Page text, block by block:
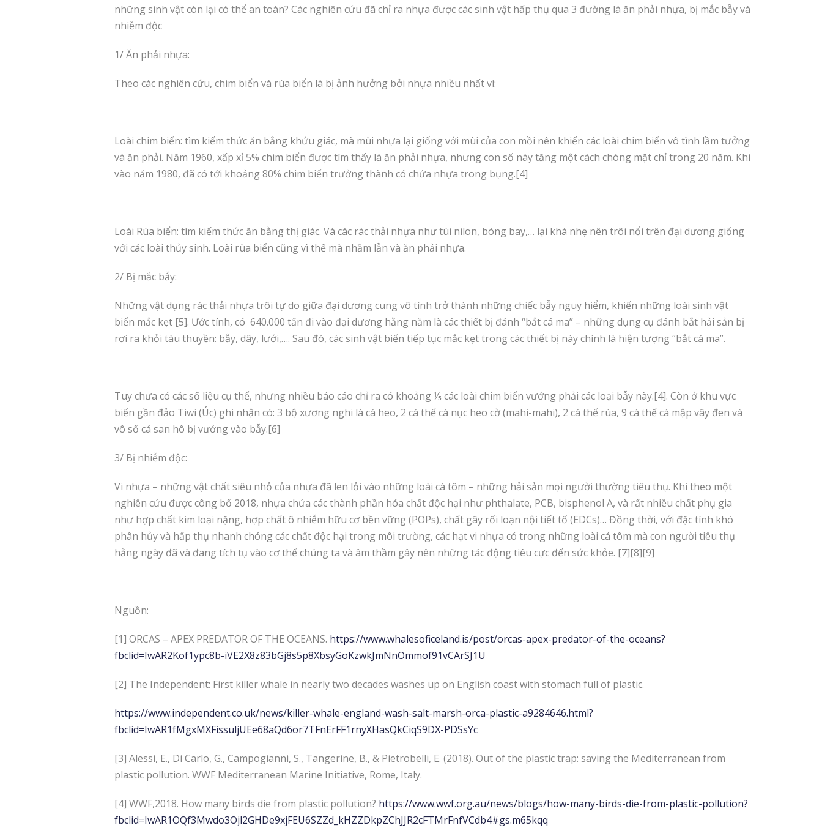
những sinh vật còn lại có thể an toàn? Các nghiên cứu đã chỉ ra nhựa được các sinh vật hấp thụ qua 3 đường là ăn phải nhựa, bị mắc bẫy và
nhiễm độc
1/ Ăn phải nhựa:
Theo các nghiên cứu, chim biển và rùa biển là bị ảnh hưởng bởi nhựa nhiều nhất vì:
Loài chim biển: tìm kiếm thức ăn bằng khứu giác, mà mùi nhựa lại giống với mùi của con mồi nên khiến các loài chim biển vô tình lầm tưởng
và ăn phải. Năm 1960, xấp xỉ 5% chim biển được tìm thấy là ăn phải nhựa, nhưng con số này tăng một cách chóng mặt chỉ trong 20 năm. Khi
vào năm 1980, đã có tới khoảng 80% chim biển trưởng thành có chứa nhựa trong bụng.[4]
Loài Rùa biển: tìm kiếm thức ăn bằng thị giác. Và các rác thải nhựa như túi nilon, bóng bay,… lại khá nhẹ nên trôi nổi trên đại dương giống
với các loài thủy sinh. Loài rùa biển cũng vì thế mà nhầm lẫn và ăn phải nhựa.
2/ Bị mắc bẫy:
Những vật dụng rác thải nhựa trôi tự do giữa đại dương cung vô tình trở thành những chiếc bẫy nguy hiểm, khiến những loài sinh vật
biển mắc kẹt [5]. Ước tính, có 640.000 tấn đi vào đại dương hằng năm là các thiết bị đánh “bắt cá ma” – những dụng cụ đánh bắt hải sản bị
rơi ra khỏi tàu thuyền: bẫy, dây, lưới,…. Sau đó, các sinh vật biển tiếp tục mắc kẹt trong các thiết bị này chính là hiện tượng “bắt cá ma”.
Tuy chưa có các số liệu cụ thể, nhưng nhiều báo cáo chỉ ra có khoảng ⅕ các loài chim biển vướng phải các loại bẫy này.[4]. Còn ở khu vực
biển gần đảo Tiwi (Úc) ghi nhận có: 3 bộ xương nghi là cá heo, 2 cá thể cá nục heo cờ (mahi-mahi), 2 cá thể rùa, 9 cá thể cá mập vây đen và
vô số cá san hô bị vướng vào bẫy.[6]
3/ Bị nhiễm độc:
Vi nhựa – những vật chất siêu nhỏ của nhựa đã len lỏi vào những loài cá tôm – những hải sản mọi người thường tiêu thụ. Khi theo một
nghiên cứu được công bố 2018, nhựa chứa các thành phần hóa chất độc hại như phthalate, PCB, bisphenol A, và rất nhiều chất phụ gia
như hợp chất kim loại nặng, hợp chất ô nhiễm hữu cơ bền vững (POPs), chất gây rối loạn nội tiết tố (EDCs)… Đồng thời, với đặc tính khó
phân hủy và hấp thụ nhanh chóng các chất độc hại trong môi trường, các hạt vi nhựa có trong những loài cá tôm mà con người tiêu thụ
hằng ngày đã và đang tích tụ vào cơ thể chúng ta và âm thầm gây nên những tác động tiêu cực đến sức khỏe. [7][8][9]
Nguồn:
[1] ORCAS – APEX PREDATOR OF THE OCEANS. https://www.whalesoficeland.is/post/orcas-apex-predator-of-the-oceans?
fbclid=IwAR2Kof1ypc8b-iVE2X8z83bGj8s5p8XbsyGoKzwkJmNnOmmof91vCArSJ1U
[2] The Independent: First killer whale in nearly two decades washes up on English coast with stomach full of plastic.
https://www.independent.co.uk/news/killer-whale-england-wash-salt-marsh-orca-plastic-a9284646.html?
fbclid=IwAR1fMgxMXFissuljUEe68aQd6or7TFnErFF1rnyXHasQkCiqS9DX-PDSsYc
[3] Alessi, E., Di Carlo, G., Campogianni, S., Tangerine, B., & Pietrobelli, E. (2018). Out of the plastic trap: saving the Mediterranean from
plastic pollution. WWF Mediterranean Marine Initiative, Rome, Italy.
[4] WWF,2018. How many birds die from plastic pollution? https://www.wwf.org.au/news/blogs/how-many-birds-die-from-plastic-pollution?
fbclid=IwAR1OQf3Mwdo3Ojl2GHDe9xjFEU6SZZd_kHZZDkpZChJJR2cFTMrFnfVCdb4#gs.m65kqq